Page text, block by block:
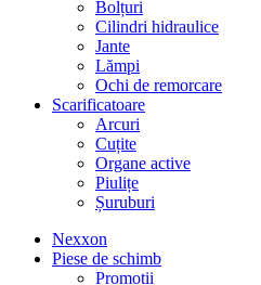
Bolțuri
Cilindri hidraulice
Jante
Lămpi
Ochi de remorcare
Scarificatoare
Arcuri
Cuțite
Organe active
Piulițe
Șuruburi
Nexxon
Piese de schimb
Promoții